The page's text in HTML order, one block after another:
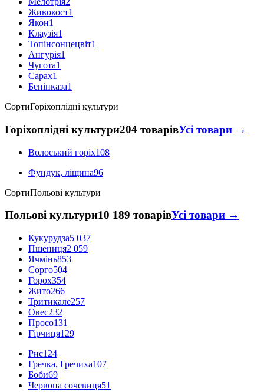
Живокост1
Яко́н1
Клаузія1
Топінсонцецвіт1
Ангурія1
Чугота1
Сарах1
Бенінказа1
СортиГоріхоплідні культури
Горіхоплідні культури204 товарівУсі товари →
Волоський горіх108
Фундук, ліщина96
СортиПольові культури
Польові культури10 189 товарівУсі товари →
Кукурудза5 037
Пшениця2 059
Ячмінь853
Сорго504
Горох354
Жито266
Тритикале257
Овес232
Просо131
Гірчиця129
Рис124
Гречка, Гречиха107
Боби69
Червона сочевиця51